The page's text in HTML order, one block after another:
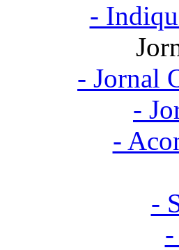
-
- Jornal
-
-
-